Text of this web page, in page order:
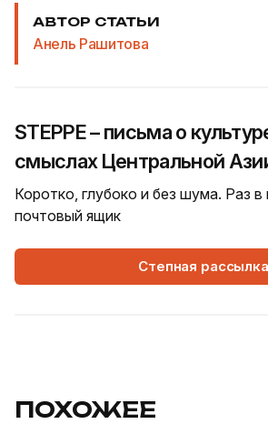
АВТОР СТАТЬИ
Анель Рашитова
STEPPE – письма о
смыслах Центральной
Коротко, глубоко и без шума. Раз
почтовый ящик
Степная рассылка
ПОХОЖЕЕ